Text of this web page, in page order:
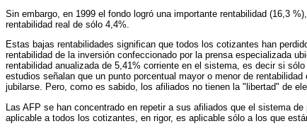
Sin embargo, en 1999 el fondo logró una importante rentabilidad (16,3
rentabilidad real de sólo 4,4%.
Estas bajas rentabilidades significan que todos los cotizantes han
rentabilidad de la inversión confeccionado por la prensa especializada
rentabilidad anualizada de 5,41% corriente en el sistema, es decir si
estudios señalan que un punto porcentual mayor o menor de
jubilarse. Pero, como es sabido, los afiliados no tienen la "libertad" de
Las AFP se han concentrado en repetir a sus afiliados que el sistema
aplicable a todos los cotizantes, en rigor, es aplicable sólo a los que